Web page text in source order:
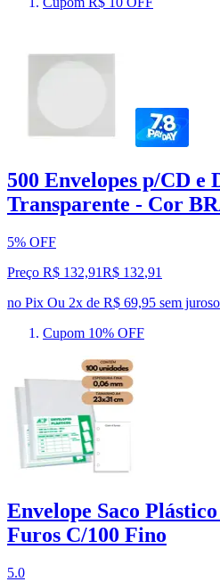
500 Envelopes p/CD e
Transparente - Cor
5% OFF
Preço R$ 132,91R$ 132,91
no Pix Ou 2x de R$ 69,95 sem juros
Cupom 10% OFF
Envelope Saco
Furos C/100 Fino
5.0